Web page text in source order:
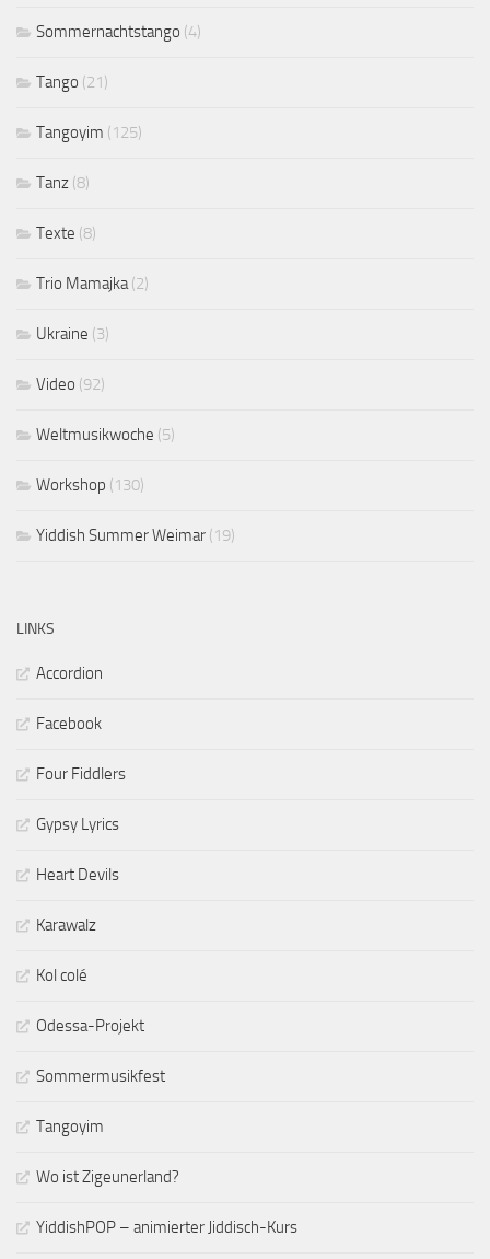
Sommernachtstango (4)
Tango (21)
Tangoyim (125)
Tanz (8)
Texte (8)
Trio Mamajka(2)
Ukraine (3)
Video (92)
Weltmusikwoche (5)
Workshop (130)
Yiddish Summer Weimar (19)
LINKS
Accordion
Facebook
Four Fiddlers
Gypsy Lyrics
Heart Devils
Karawalz
Kol colé
Odessa-Projekt
Sommermusikfest
Tangoyim
Wo ist Zigeunerland?
YiddishPOP – animierter Jiddisch-Kurs